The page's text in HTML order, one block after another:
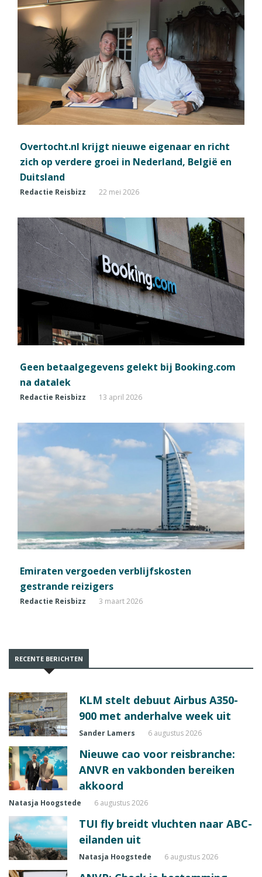
Overtocht.nl krijgt nieuwe eigenaar en richt
zich op verdere groei in Nederland, België en
Duitsland
Redactie Reisbizz 22 mei 2026
Geen betaalgegevens gelekt bij Booking.com
na datalek
Redactie Reisbizz 13 april 2026
Emiraten vergoeden verblijfskosten
gestrande reizigers
Redactie Reisbizz 3 maart 2026
RECENTE BERICHTEN
KLM stelt debuut Airbus A350-
900 met anderhalve week uit
Sander Lamers 6 augustus 2026
Nieuwe cao voor reisbranche:
ANVR en vakbonden bereiken
akkoord
Natasja Hoogstede 6 augustus 2026
TUI fly breidt vluchten naar ABC-
eilanden uit
Natasja Hoogstede 6 augustus 2026